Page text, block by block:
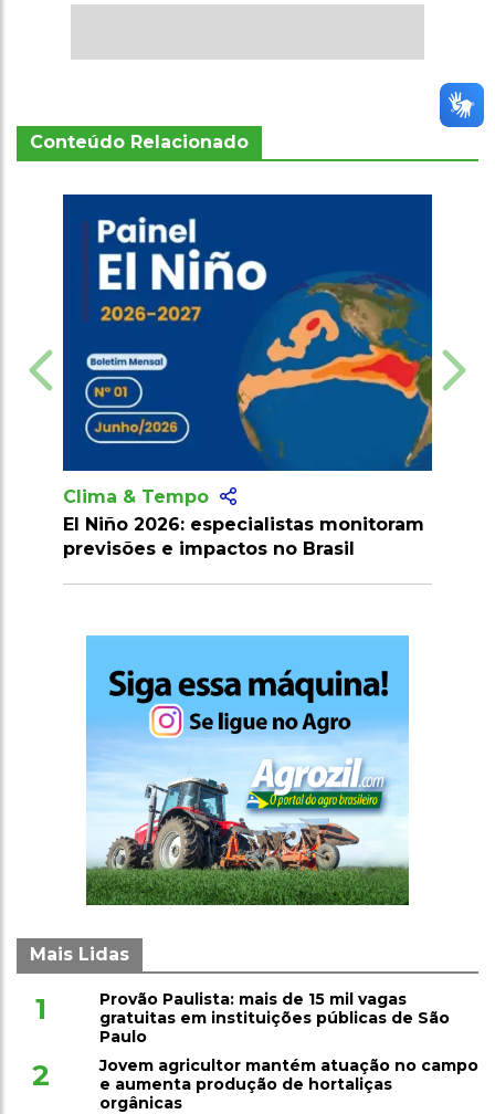
Conteúdo Relacionado
especialistas monitoram
no Brasil
El Niño se intensifica e
para ondas de calor,
Mais Lidas
1
Provão Paulista: mais de 15 mil vagas
gratuitas em instituições públicas de São
Paulo
2
Jovem agricultor mantém atuação no campo
e aumenta produção de hortaliças
orgânicas